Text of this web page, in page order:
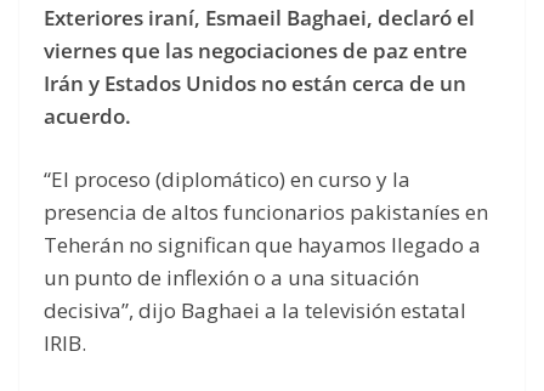
Exteriores iraní, Esmaeil Baghaei, declaró el
viernes que las negociaciones de paz entre
Irán y Estados Unidos no están cerca de un
acuerdo.
“El proceso (diplomático) en curso y la
presencia de altos funcionarios pakistaníes en
Teherán no significan que hayamos llegado a
un punto de inflexión o a una situación
decisiva”, dijo Baghaei a la televisión estatal
IRIB.